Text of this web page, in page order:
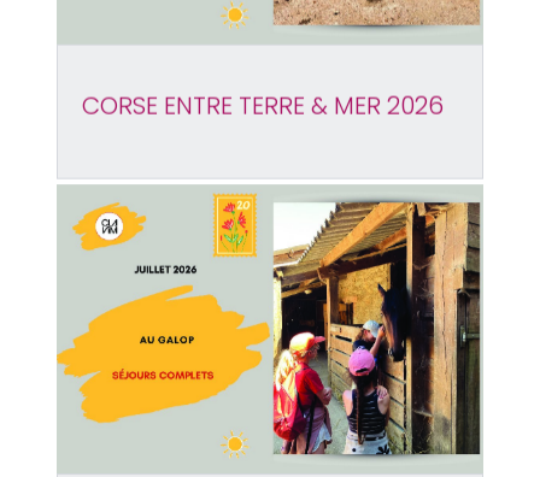
CORSE ENTRE TERRE & MER 2026